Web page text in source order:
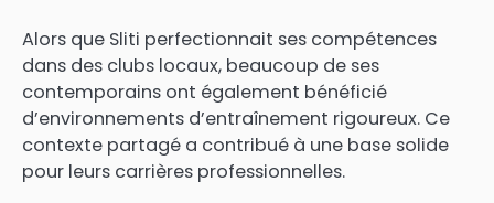
Alors que Sliti perfectionnait ses compétences
dans des clubs locaux, beaucoup de ses
contemporains ont également bénéficié
d’environnements d’entraînement rigoureux. Ce
contexte partagé a contribué à une base solide
pour leurs carrières professionnelles.